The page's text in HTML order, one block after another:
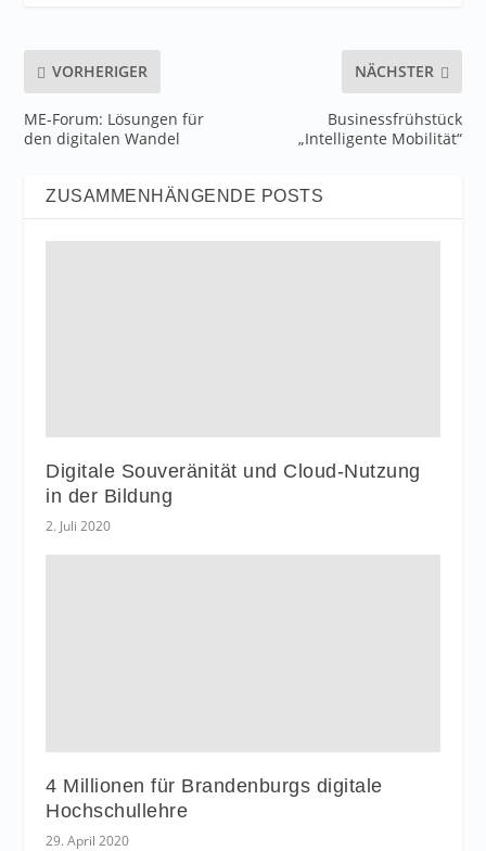
VORHERIGER
ME-Forum: Lösungen für
den digitalen Wandel
NÄCHSTER
Businessfrühstück
„Intelligente Mobilität“
ZUSAMMENHÄNGENDE POSTS
Digitale Souveränität und Cloud-Nutzung
in der Bildung
2. Juli 2020
4 Millionen für Brandenburgs digitale
Hochschullehre
29. April 2020